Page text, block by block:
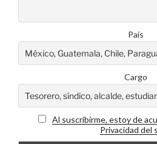
País
Cargo
Al suscribirme, estoy de
Privacidad del